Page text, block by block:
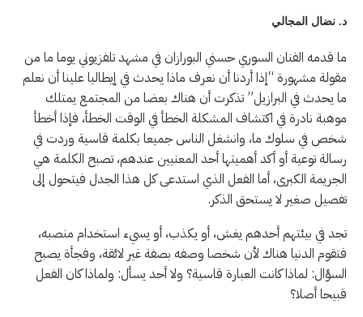
د. نضال المجالي
ما قدمه الفنان السوري حسني البورازان في مشهد تلفزيوني يوما ما من
مقولة مشهورة “إذا أردنا أن نعرف ماذا يحدث في إيطاليا علينا أن نعلم
ما يحدث في البرازيل” تذكرت أن هناك بعضا من المجتمع يمتلك
موهبة نادرة في اكتشاف المشكلة الخطأ في الوقت الخطأ، فإذا أخطأ
شخص في سلوك ما، وانشغل الناس جميعا بكلمة قاسية وردت في
رسالة توعية أو أكد أهميتها أحد المعنيين عندهم، تصبح الكلمة هي
الجريمة الكبرى، أما الفعل الذي استدعى كل هذا الجدل فيتحول إلى
تفصيل صغير لا يستحق الذكر.
تجد في بيئتهم أحدهم يغش، أو يكذب، أو يسيء استخدام منصبه،
فتقوم الدنيا هناك لأن شخصا وصفه بصفة غير لائقة، وفجأة يصبح
السؤال: لماذا كانت العبارة قاسية؟ ولا أحد يسأل: ولماذا كان الفعل
قبيحا أصلا؟